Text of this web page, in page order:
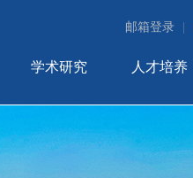
邮箱登录
学术研究 人才培养